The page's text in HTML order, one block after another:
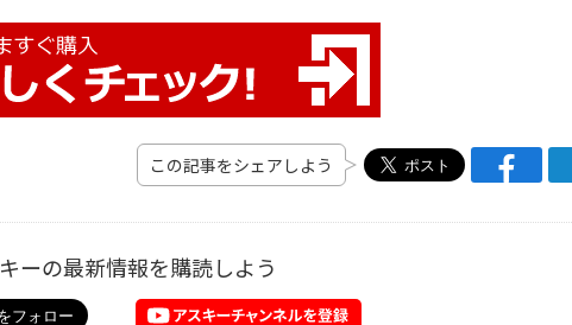
この記事をシェアしよう
ーの最新情報を購読しよう